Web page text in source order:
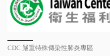
CDC 嚴重特殊傳染性肺炎專區